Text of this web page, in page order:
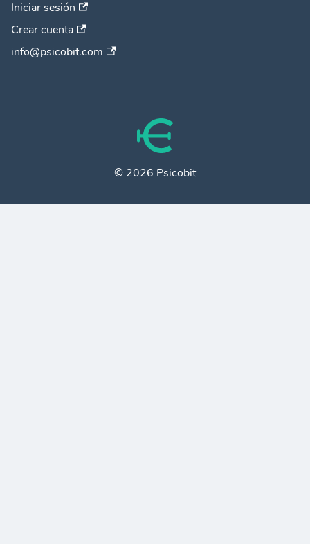
Iniciar sesión
Crear cuenta
info@psicobit.com
© 2026 Psicobit